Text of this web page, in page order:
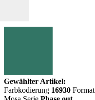
Gewählter Artikel:
Farbkodierung 16930 Format